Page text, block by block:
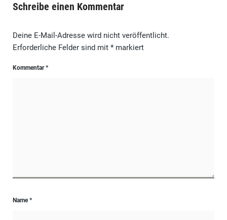
Schreibe einen Kommentar
Deine E-Mail-Adresse wird nicht veröffentlicht.
Erforderliche Felder sind mit *markiert
Kommentar*
Name*